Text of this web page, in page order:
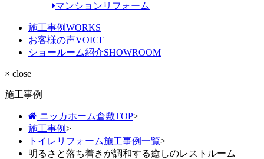
マンションリフォーム
施工事例WORKS
お客様の声VOICE
ショールーム紹介SHOWROOM
× close
施工事例
ニッカホーム倉敷TOP>
施工事例>
トイレリフォーム施工事例一覧>
明るさと落ち着きが調和する癒しのレストルーム